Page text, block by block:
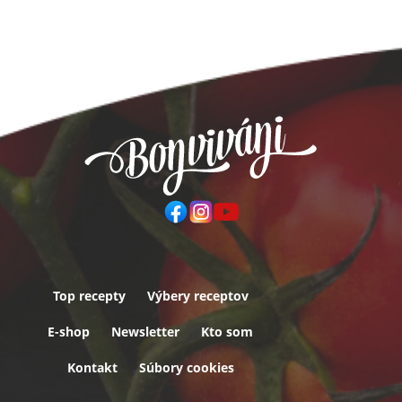
Top recepty Výbery receptov
E-shop Newsletter Kto som
Kontakt Súbory cookies